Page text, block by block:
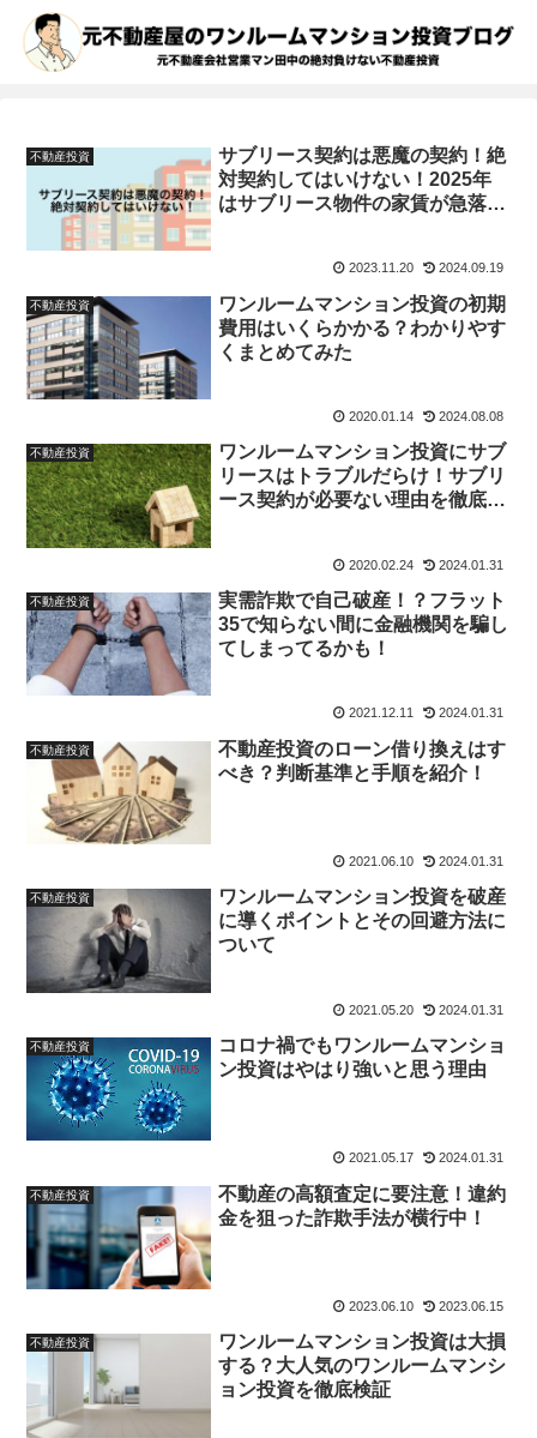
不動産投資
サブリース契約は悪魔の契約！絶
対契約してはいけない！2025年
はサブリース物件の家賃が急落？
2023.11.20 2024.09.19
不動産投資
ワンルームマンション投資の初期
費用はいくらかかる？わかりやす
くまとめてみた
2020.01.14 2024.08.08
不動産投資
ワンルームマンション投資にサブ
リースはトラブルだらけ！サブリ
ース契約が必要ない理由を徹底検
2020.02.24 2024.01.31
不動産投資
実需詐欺で自己破産！？フラット
35で知らない間に金融機関を騙し
てしまってるかも！
2021.12.11 2024.01.31
不動産投資
不動産投資のローン借り換えはす
べき？判断基準と手順を紹介！
2021.06.10 2024.01.31
不動産投資
ワンルームマンション投資を破産
に導くポイントとその回避方法に
ついて
2021.05.20 2024.01.31
不動産投資
コロナ禍でもワンルームマンショ
ン投資はやはり強いと思う理由
2021.05.17 2024.01.31
不動産投資
不動産の高額査定に要注意！違約
金を狙った詐欺手法が横行中！
2023.06.10 2023.06.15
不動産投資
ワンルームマンション投資は大損
する？大人気のワンルームマンシ
ョン投資を徹底検証